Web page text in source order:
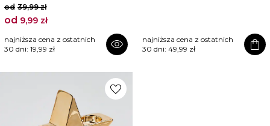
od 39,99 zł
od 9,99 zł
najniższa cena z ostatnich
30 dni: 19,99 zł visibility
najniższa cena z ostatnich
30 dni: 49,99 zł shopping_bag
favorite